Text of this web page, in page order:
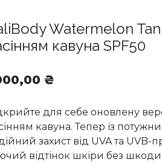
Watermelon
кавуна SPF50
₴
для себе оновлену
кавуна. Тепер із
захист від UVA та
відтінок шкіри без шкоди